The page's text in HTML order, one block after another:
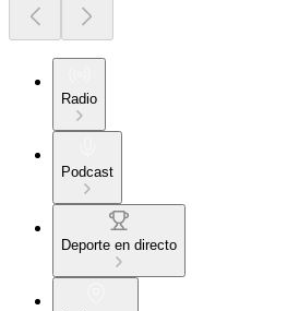
Radio
Podcast
Deporte en directo